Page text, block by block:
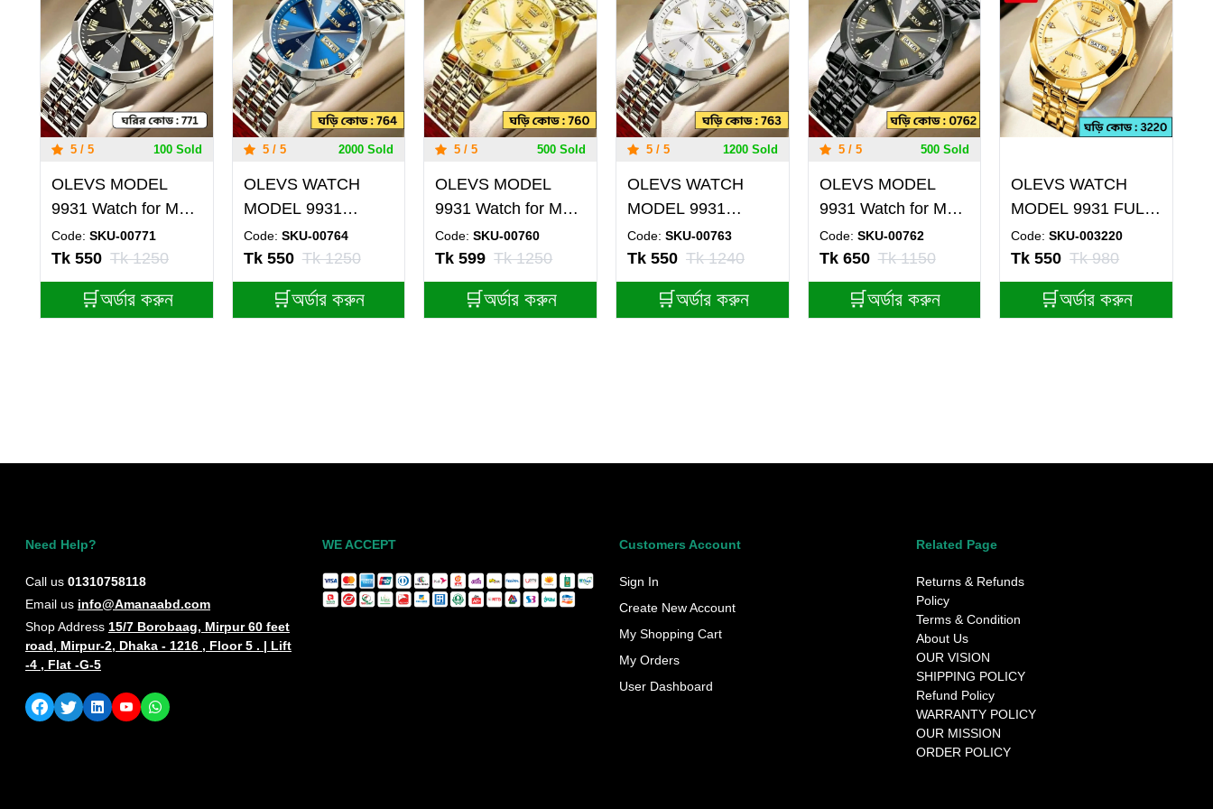
5 / 5 100 Sold
OLEVS MODEL
9931 Watch for Men
TOTON AR DIAL
BLACK- MAN
WATCH - LOCK
PUSH
Code: SKU-00771
Tk 550 Tk 1250
🛒অর্ডার করুন
5 / 5 2000 Sold
OLEVS WATCH
MODEL 9931
TOTON AR DIAL
BLUE - MAN
WATCH - LOCK
PUSH
Code: SKU-00764
Tk 550 Tk 1250
🛒অর্ডার করুন
5 / 5 500 Sold
OLEVS MODEL
9931 Watch for Men
Stainless Steel
Watches - 9931
FULL GOLDEN-
MAN WATCH -
Code:SKU-00760
Tk 599 Tk 1250
🛒অর্ডার করুন
5 / 5 1200 Sold
OLEVS WATCH
MODEL 9931
TOTON AR DIAL
WHITE - MAN
WATCH - LOCK
PUSH - এক পিস ব্যাটারি
Code: SKU-00763
Tk 550 Tk 1240
🛒অর্ডার করুন
5 / 5 500 Sold
OLEVS MODEL
9931 Watch for Men
Stainless Steel
Watches - 9931
FULL BLACK
WATCH- MAN
Code: SKU-00762
Tk 650 Tk 1150
🛒অর্ডার করুন
OLEVS WATCH
MODEL 9931 FULL
GOLDEN- MAN
WATCH - LOCK
PUSH + এক পিস ব্যাটারি
Code:SKU-003220
Tk 550 Tk 980
🛒অর্ডার করুন
Need Help?
Call us 01310758118
Email us info@Amanaabd.com
Shop Address 15/7 Borobaag, Mirpur 60 feet
road, Mirpur-2, Dhaka - 1216 , Floor 5 . | Lift
-4 , Flat -G-5
WE ACCEPT Customers Account
Sign In
Create New Account
My Shopping Cart
My Orders
User Dashboard
Related Page
Returns & Refunds
Policy
Terms & Condition
About Us
OUR VISION
SHIPPING POLICY
Refund Policy
WARRANTY POLICY
OUR MISSION
ORDER POLICY